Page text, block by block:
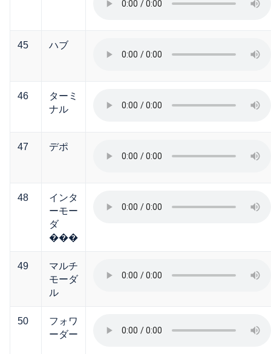
45 ハブ
46
ターミ
ナル
47 デポ
48
インタ
ーモー
ダ
���
49
マルチ
モーダ
ル
50
フォワ
ーダー